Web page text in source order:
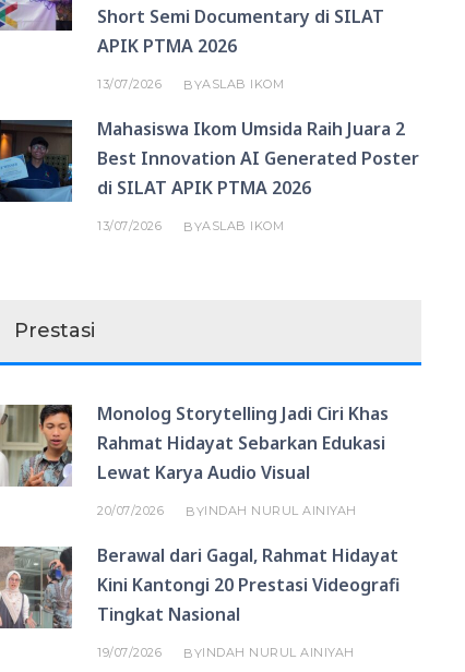
Short Semi Documentary di SILAT
APIK PTMA 2026
13/07/2026 BYASLAB IKOM
Mahasiswa Ikom Umsida Raih Juara 2
Best Innovation AI Generated Poster
di SILAT APIK PTMA 2026
13/07/2026 BYASLAB IKOM
Prestasi
Monolog Storytelling Jadi Ciri Khas
Rahmat Hidayat Sebarkan Edukasi
Lewat Karya Audio Visual
20/07/2026 BYINDAH NURUL AINIYAH
Berawal dari Gagal, Rahmat Hidayat
Kini Kantongi 20 Prestasi Videografi
Tingkat Nasional
19/07/2026 BYINDAH NURUL AINIYAH